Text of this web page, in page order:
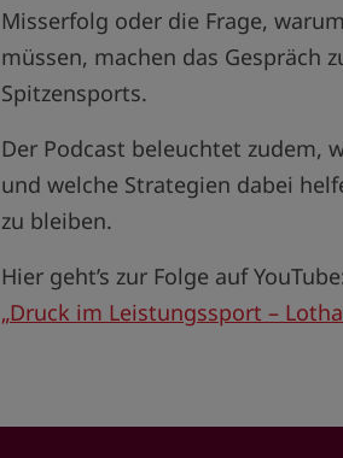
Misserfolg oder die Frage,
müssen, machen das Gespräch
Spitzensports.
Der Podcast beleuchtet zudem,
und welche Strategien dabei
zu bleiben.
Hier geht’s zur Folge auf
„Druck im Leistungssport –